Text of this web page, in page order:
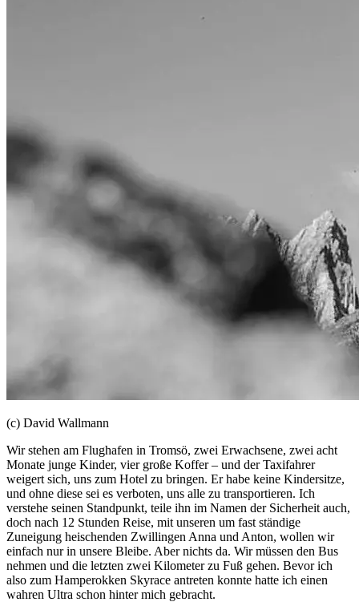
(c) David Wallmann
Wir stehen am Flughafen in Tromsö, zwei Erwachsene, zwei acht
Monate junge Kinder, vier große Koffer – und der Taxifahrer
weigert sich, uns zum Hotel zu bringen. Er habe keine Kindersitze,
und ohne diese sei es verboten, uns alle zu transportieren. Ich
verstehe seinen Standpunkt, teile ihn im Namen der Sicherheit auch,
doch nach 12 Stunden Reise, mit unseren um fast ständige
Zuneigung heischenden Zwillingen Anna und Anton, wollen wir
einfach nur in unsere Bleibe. Aber nichts da. Wir müssen den Bus
nehmen und die letzten zwei Kilometer zu Fuß gehen. Bevor ich
also zum Hamperokken Skyrace antreten konnte hatte ich einen
wahren Ultra schon hinter mich gebracht.